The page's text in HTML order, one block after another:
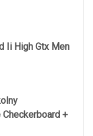
Ii High Gtx Men
Checkerboard +